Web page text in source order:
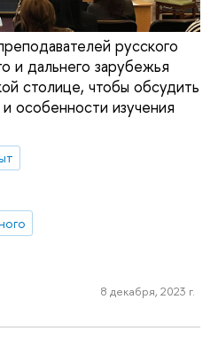
русского
и дальнего зарубежья
столице, чтобы обсудить
особенности изучения
8 декабря, 2023 г.